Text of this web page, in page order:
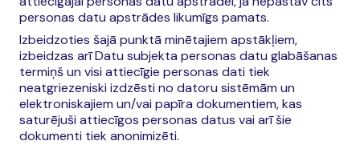
personas datu apstrādes likumīgs pamats.
Izbeidzoties šajā punktā minētajiem apstākļiem,
izbeidzas arī Datu subjekta personas datu glabāšanas
termiņš un visi attiecīgie personas dati tiek
neatgriezeniski izdzēsti no datoru sistēmām un
elektroniskajiem un/vai papīra dokumentiem, kas
saturējuši attiecīgos personas datus vai arī šie
dokumenti tiek anonimizēti.